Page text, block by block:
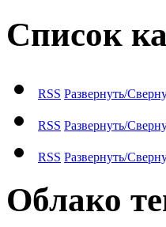
Список
RSS Развернуть/
RSS Развернуть/
RSS Развернуть/
Облако